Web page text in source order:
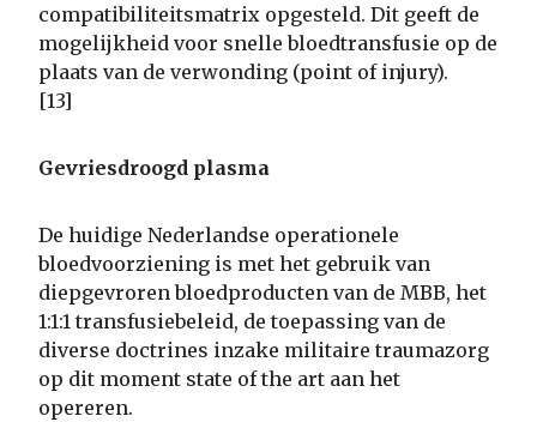
compatibiliteitsmatrix opgesteld. Dit geeft de
mogelijkheid voor snelle bloedtransfusie op de
plaats van de verwonding (point of injury).
[13]
Gevriesdroogd plasma
De huidige Nederlandse operationele
bloedvoorziening is met het gebruik van
diepgevroren bloedproducten van de MBB, het
1:1:1 transfusiebeleid, de toepassing van de
diverse doctrines inzake militaire traumazorg
op dit moment state of the art aan het
opereren.